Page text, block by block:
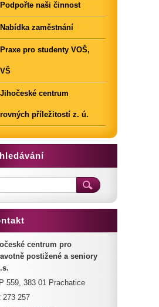
Podpořte naši činnost
Nabídka zaměstnání
Praxe pro studenty VOŠ,
VŠ
Jihočeské centrum
rovných příležitostí z. ú.
centrum pro
postižené a seniory
559, 383 01 Prachatice
273 257